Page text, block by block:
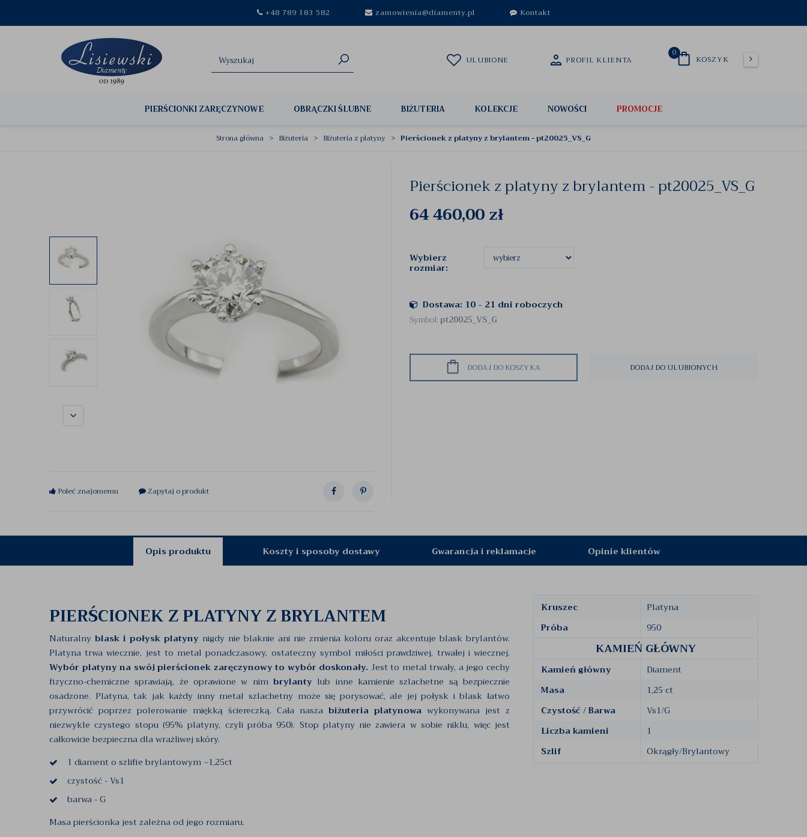
+48 789 183 582 zamowienia@diamenty.pl Kontakt
0
KOSZYK
ULUBIONE PROFIL KLIENTA
PIERŚCIONKI ZARĘCZYNOWE OBRĄCZKI ŚLUBNE BIŻUTERIA KOLEKCJE NOWOŚCI PROMOCJE
Strona główna Biżuteria Biżuteria z platyny Pierścionek z platyny z brylantem - pt20025_VS_G
Poleć znajomemu Zapytaj o produkt
Pierścionek z platyny z brylantem - pt20025_VS_G
64 460,00zł
Wybierz
rozmiar:
Dostawa: 10 - 21 dni roboczych
Symbol:pt20025_VS_G
DODAJ DO KOSZYKA DODAJ DO ULUBIONYCH
Opis produktu Koszty i sposoby dostawy Gwarancja i reklamacje Opinie klientów
PIERŚCIONEK Z PLATYNY Z BRYLANTEM
Naturalny blask i połysk platyny nigdy nie blaknie ani nie zmienia koloru oraz akcentuje blask brylantów.
Platyna trwa wiecznie, jest to metal ponadczasowy, ostateczny symbol miłości prawdziwej, trwałej i wiecznej.
Wybór platyny na swój pierścionek zaręczynowy to wybór doskonały. Jest to metal trwały, a jego cechy
fizyczno-chemiczne sprawiają, że oprawione w nim brylanty lub inne kamienie szlachetne są bezpiecznie
osadzone. Platyna, tak jak każdy inny metal szlachetny może się porysować, ale jej połysk i blask łatwo
przywrócić poprzez polerowanie miękką ściereczką. Cała nasza biżuteria platynowa wykonywana jest z
niezwykle czystego stopu (95% platyny, czyli próba 950). Stop platyny nie zawiera w sobie niklu, więc jest
całkowicie bezpieczna dla wrażliwej skóry.
1 diament o szlifie brylantowym ~1,25ct
czystość - Vs1
barwa - G
Masa pierścionka jest zależna od jego rozmiaru.
Kruszec
Platyna
Próba
950
KAMIEŃ GŁÓWNY
Kamień główny
Diament
Masa
1,25 ct
Czystość / Barwa
Vs1/G
Liczba kamieni
1
Szlif
Okrągły/Brylantowy